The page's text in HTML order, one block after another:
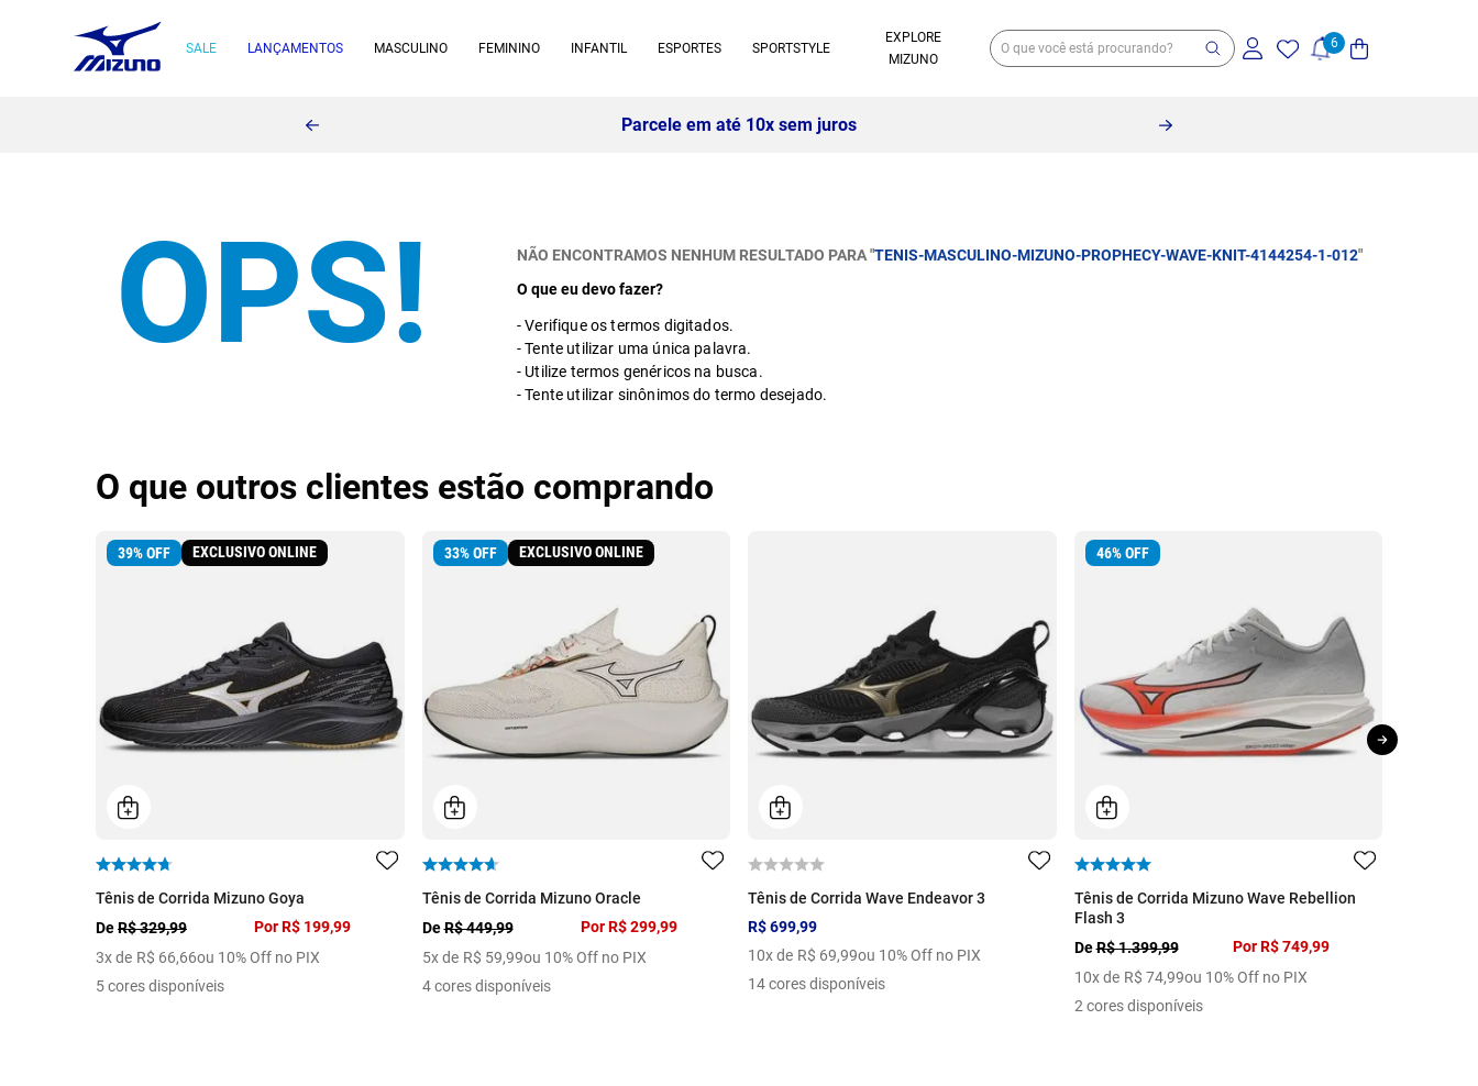
SALE LANÇAMENTOS MASCULINO FEMININO INFANTIL ESPORTES SPORTSTYLE
EXPLORE
MIZUNO
Parcele em até 10x sem juros
NÃO ENCONTRAMOS NENHUM RESULTADO PARA "TENIS-MASCULINO-MIZUNO-PROPHECY-WAVE-KNIT-4144254-1-012"
O que eu devo fazer?
Verifique os termos digitados.
Tente utilizar uma única palavra.
Utilize termos genéricos na busca.
Tente utilizar sinônimos do termo desejado.
O que outros clientes estão comprando
39%OFF EXCLUSIVO ONLINE
Tênis de Corrida Mizuno Goya
DeR$ 329,99
3x de R$ 66,66ou 10% Off no PIX
Por R$ 199,99
5 cores disponíveis
33%OFF EXCLUSIVO ONLINE
Tênis de Corrida Mizuno Oracle
DeR$ 449,99
5x de R$ 59,99ou 10% Off no PIX
Por R$ 299,99
4 cores disponíveis
Tênis de Corrida Wave Endeavor 3
R$ 699,99
10x de R$ 69,99ou 10% Off no PIX
14 cores disponíveis
46%OFF
Tênis de Corrida Mizuno Wave Rebellion
Flash 3
DeR$ 1.399,99
10x de R$ 74,99ou 10% Off no PIX
Por R$ 749,99
2 cores disponíveis